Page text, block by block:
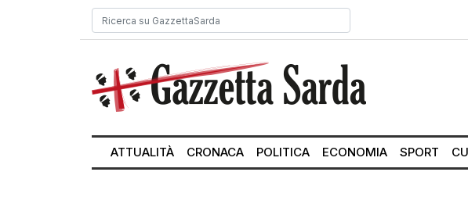
ATTUALITÀ CRONACA POLITICA ECONOMIA SPORT